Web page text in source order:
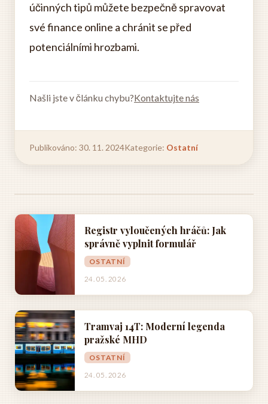
účinných tipů můžete bezpečně spravovat
své finance online a chránit se před
potenciálními hrozbami.
Našli jste v článku chybu?Kontaktujte nás
Publikováno: 30. 11. 2024Kategorie: Ostatní
Registr vyloučených hráčů: Jak
správně vyplnit formulář
OSTATNÍ
24. 05. 2026
Tramvaj 14T: Moderní legenda
pražské MHD
OSTATNÍ
24. 05. 2026